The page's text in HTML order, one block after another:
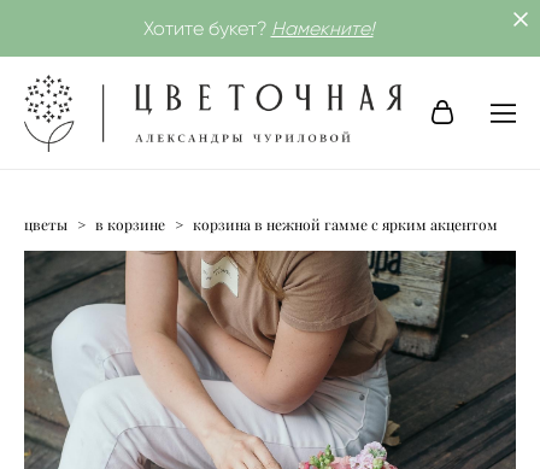
Хотите букет? Намекните!
цветы > в корзине > корзина в нежной гамме с ярким акцентом